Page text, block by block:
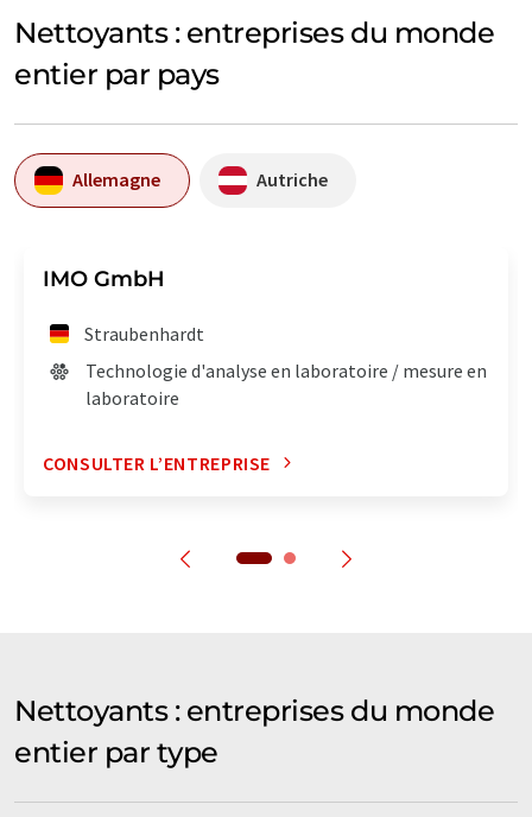
Nettoyants : entreprises du monde
entier par pays
Allemagne Autriche
IMO GmbH
Straubenhardt
Technologie d'analyse en laboratoire / mesure en
laboratoire
CONSULTER L’ENTREPRISE
Nettoyants : entreprises du monde
entier par type